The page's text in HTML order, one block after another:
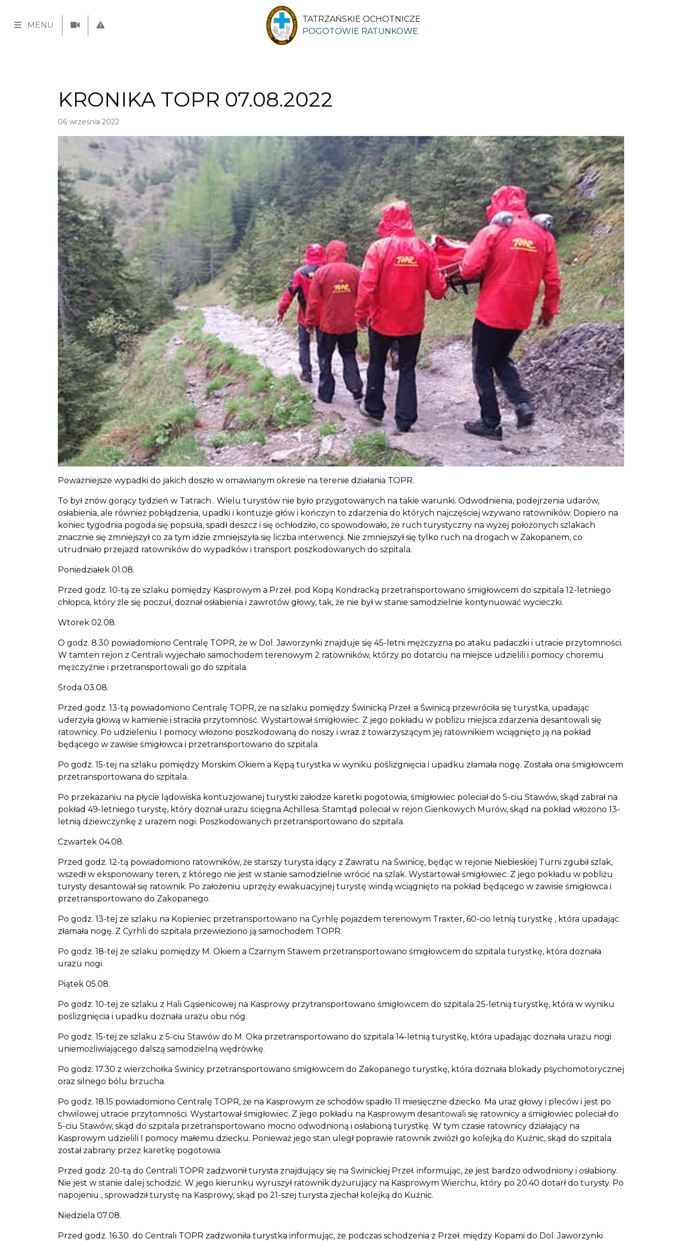
MENU
TATRZAŃSKIE OCHOTNICZE
POGOTOWIE RATUNKOWE
KRONIKA TOPR 07.08.2022
06 września 2022
Poważniejsze wypadki do jakich doszło w omawianym okresie na terenie działania TOPR.
To był znów gorący tydzień w Tatrach . Wielu turystów nie było przygotowanych na takie warunki. Odwodnienia, podejrzenia udarów,
osłabienia, ale również pobłądzenia, upadki i kontuzje głów i kończyn to zdarzenia do których najczęściej wzywano ratowników. Dopiero na
koniec tygodnia pogoda się popsuła, spadł deszcz i się ochłodziło, co spowodowało, że ruch turystyczny na wyżej położonych szlakach
znacznie się zmniejszył co za tym idzie zmniejszyła się liczba interwencji. Nie zmniejszył się tylko ruch na drogach w Zakopanem, co
utrudniało przejazd ratowników do wypadków i transport poszkodowanych do szpitala.
Poniedziałek 01.08.
Przed godz. 10-tą ze szlaku pomiędzy Kasprowym a Przeł. pod Kopą Kondracką przetransportowano śmigłowcem do szpitala 12-letniego
chłopca, który źle się poczuł, doznał osłabienia i zawrotów głowy, tak, że nie był w stanie samodzielnie kontynuować wycieczki.
Wtorek 02.08.
O godz. 8.30 powiadomiono Centralę TOPR, że w Dol. Jaworzynki znajduje się 45-letni mężczyzna po ataku padaczki i utracie przytomności.
W tamten rejon z Centrali wyjechało samochodem terenowym 2 ratowników, którzy po dotarciu na miejsce udzielili i pomocy choremu
mężczyźnie i przetransportowali go do szpitala.
Środa 03.08.
Przed godz. 13-tą powiadomiono Centralę TOPR, że na szlaku pomiędzy Świnicką Przeł. a Świnicą przewróciła się turystka, upadając
uderzyła głową w kamienie i straciła przytomność. Wystartował śmigłowiec. Z jego pokładu w pobliżu miejsca zdarzenia desantowali się
ratownicy. Po udzieleniu I pomocy włożono poszkodowaną do noszy i wraz z towarzyszącym jej ratownikiem wciągnięto ją na pokład
będącego w zawisie śmigłowca i przetransportowano do szpitala.
Po godz. 15-tej na szlaku pomiędzy Morskim Okiem a Kępą turystka w wyniku poślizgnięcia i upadku złamała nogę. Została ona śmigłowcem
przetransportowana do szpitala.
Po przekazaniu na płycie lądowiska kontuzjowanej turystki załodze karetki pogotowia, śmigłowiec poleciał do 5-ciu Stawów, skąd zabrał na
pokład 49-letniego turystę, który doznał urazu ścięgna Achillesa. Stamtąd poleciał w rejon Gienkowych Murów, skąd na pokład włożono 13-
letnią dziewczynkę z urazem nogi. Poszkodowanych przetransportowano do szpitala.
Czwartek 04.08.
Przed godz. 12-tą powiadomiono ratowników, że starszy turysta idący z Zawratu na Świnicę, będąc w rejonie Niebieskiej Turni zgubił szlak,
wszedł w eksponowany teren, z którego nie jest w stanie samodzielnie wrócić na szlak. Wystartował śmigłowiec. Z jego pokładu w pobliżu
turysty desantował się ratownik. Po założeniu uprzęży ewakuacyjnej turystę windą wciągnięto na pokład będącego w zawisie śmigłowca i
przetransportowano do Zakopanego.
Po godz. 13-tej ze szlaku na Kopieniec przetransportowano na Cyrhlę pojazdem terenowym Traxter, 60-cio letnią turystkę , która upadając
złamała nogę. Z Cyrhli do szpitala przewieziono ją samochodem TOPR.
Po godz. 18-tej ze szlaku pomiędzy M. Okiem a Czarnym Stawem przetransportowano śmigłowcem do szpitala turystkę, która doznała
urazu nogi.
Piątek 05.08.
Po godz. 10-tej ze szlaku z Hali Gąsienicowej na Kasprowy przytransportowano śmigłowcem do szpitala 25-letnią turystkę, która w wyniku
poślizgnięcia i upadku doznała urazu obu nóg.
Po godz. 15-tej ze szlaku z 5-ciu Stawów do M. Oka przetransportowano do szpitala 14-letnią turystkę, która upadając doznała urazu nogi
uniemożliwiającego dalszą samodzielną wędrówkę.
Po godz. 17.30 z wierzchołka Świnicy przetransportowano śmigłowcem do Zakopanego turystkę, która doznała blokady psychomotorycznej
oraz silnego bólu brzucha.
Po godz. 18.15 powiadomiono Centralę TOPR, że na Kasprowym ze schodów spadło 11 miesięczne dziecko. Ma uraz głowy i pleców i jest po
chwilowej utracie przytomności. Wystartował śmigłowiec. Z jego pokładu na Kasprowym desantowali się ratownicy a śmigłowiec poleciał do
5-ciu Stawów, skąd do szpitala przetransportowano mocno odwodnioną i osłabioną turystkę. W tym czasie ratownicy działający na
Kasprowym udzielili I pomocy małemu dziecku. Ponieważ jego stan uległ poprawie ratownik zwiózł go kolejką do Kuźnic, skąd do szpitala
został zabrany przez karetkę pogotowia.
Przed godz. 20-tą do Centrali TOPR zadzwonił turysta znajdujący się na Świnickiej Przeł. informując, że jest bardzo odwodniony i osłabiony.
Nie jest w stanie dalej schodzić. W jego kierunku wyruszył ratownik dyżurujący na Kasprowym Wierchu, który po 20.40 dotarł do turysty. Po
napojeniu , sprowadził turystę na Kasprowy, skąd po 21-szej turysta zjechał kolejką do Kuźnic.
Niedziela 07.08.
Przed godz. 16.30. do Centrali TOPR zadzwoniła turystka informując, że podczas schodzenia z Przeł. między Kopami do Dol. Jaworzynki